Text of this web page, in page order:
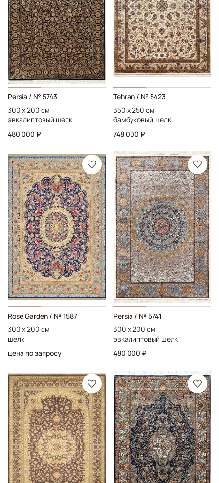
Persia / № 5743
300 x 200 см
эвкалиптовый шелк
480 000 ₽
Tehran / № 5423
350 x 250 см
бамбуковый шелк
748 000 ₽
Rose Garden / № 1587
300 x 200 см
шелк
цена по запросу
Persia / № 5741
300 x 200 см
эвкалиптовый шелк
480 000 ₽